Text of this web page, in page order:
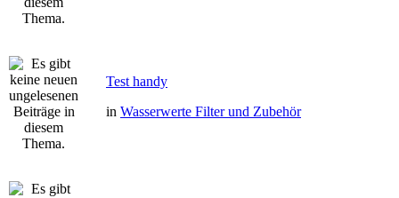
Test handy
in Wasserwerte Filter und Zubehör